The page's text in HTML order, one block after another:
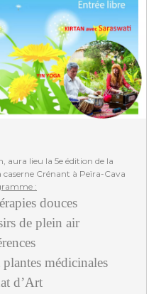
aura lieu la 5e édition de la
Crénant à Peïra-Cava
:
douces
de plein air
médicinales
d’Art